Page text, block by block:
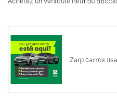
Zarp carros